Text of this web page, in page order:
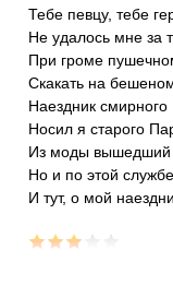
Тебе певцу, тебе
Не удалось мне за
При громе
Скакать на
Наездник смирного
Носил я старого
Из моды вышедший
Но и по этой
И тут, о мой